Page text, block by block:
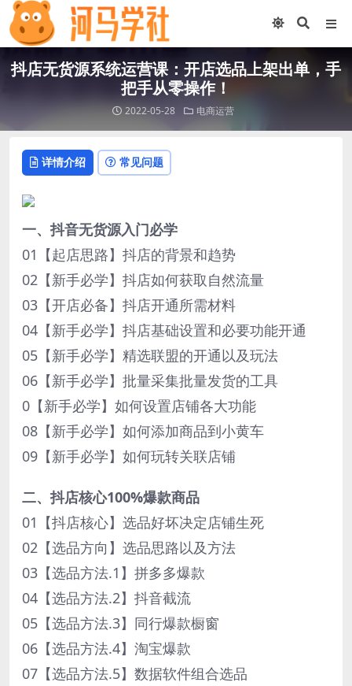
抖店无货源系统运营课：开店选品上架出单，手
把手从零操作！
2022-05-28 电商运营
详情介绍 常见问题
一、抖音无货源入门必学
01【起店思路】抖店的背景和趋势
02【新手必学】抖店如何获取自然流量
03【开店必备】抖店开通所需材料
04【新手必学】抖店基础设置和必要功能开通
05【新手必学】精选联盟的开通以及玩法
06【新手必学】批量采集批量发货的工具
0【新手必学】如何设置店铺各大功能
08【新手必学】如何添加商品到小黄车
09【新手必学】如何玩转关联店铺
二、抖店核心100%爆款商品
01【抖店核心】选品好坏决定店铺生死
02【选品方向】选品思路以及方法
03【选品方法.1】拼多多爆款
04【选品方法.2】抖音截流
05【选品方法.3】同行爆款橱窗
06【选品方法.4】淘宝爆款
07【选品方法.5】数据软件组合选品